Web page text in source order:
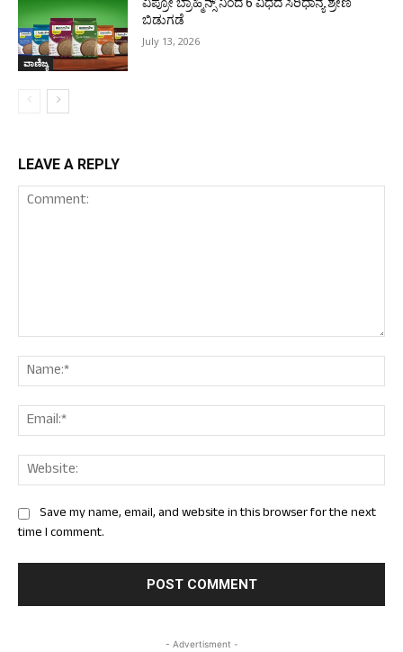
ವಾಣಿಜ್ಯ
ಬಿಡುಗಡೆ
July 13, 2026
LEAVE A REPLY
Save my name, email, and website in this browser for the next
time I comment.
- Advertisment -